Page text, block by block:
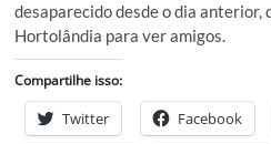
desaparecido desde o dia anterior,
Hortolândia para ver amigos.
Compartilhe isso:
Twitter Facebook